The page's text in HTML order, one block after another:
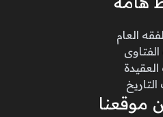
العام
موقعنا